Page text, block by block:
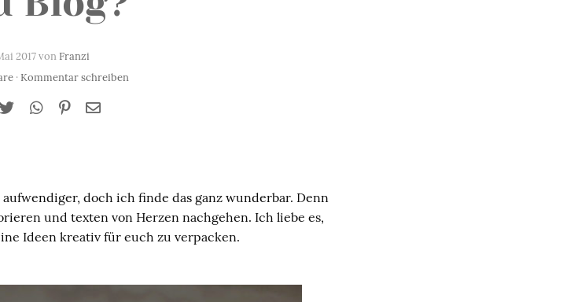
2017 vonFranzi
· Kommentar schreiben
doch ich finde das ganz wunderbar. Denn
und texten von Herzen nachgehen. Ich liebe es,
Ideen kreativ für euch zu verpacken.